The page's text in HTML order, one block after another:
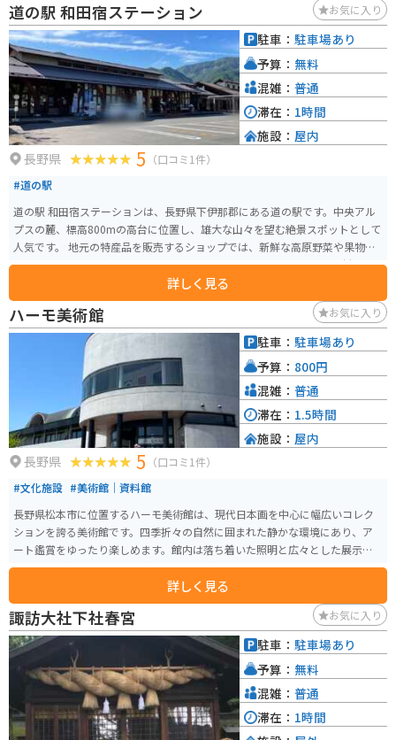
トとしておすすめです。高島城周辺の温泉も観光の疲れを癒すのに便利です。
道の駅 和田宿ステーション お気に入り
長野県 5 （口コミ1件）
#道の駅
道の駅 和田宿ステーションは、長野県下伊那郡にある道の駅です。中央アル
プスの麓、標高800mの高台に位置し、雄大な山々を望む絶景スポットとして
人気です。 地元の特産品を販売するショップでは、新鮮な高原野菜や果物、
手作りのジャムや漬物などが並びます。レストランでは、地元産の食材を使
った郷土料理や、信州そばなどが楽しめます。バイクラックも設置されてい
るので、ツーリングの休憩にも最適です。 和田宿ステーションから少し足を
延ばせば、南アルプスを源流とする清流、遠山川での渓流釣りや、豊かな自
然の中でのハイキングなども楽しめます。周辺には温泉地も多く、旅の疲れ
を癒やすこともできます。
詳しく見る
駐車： 駐車場あり
予算： 無料
混雑： 普通
滞在： 1時間
施設： 屋内
ハーモ美術館 お気に入り
長野県 5 （口コミ1件）
#文化施設 #美術館｜資料館
長野県松本市に位置するハーモ美術館は、現代日本画を中心に幅広いコレク
ションを誇る美術館です。四季折々の自然に囲まれた静かな環境にあり、ア
ート鑑賞をゆったり楽しめます。館内は落ち着いた照明と広々とした展示ス
ペースで、作品とじっくり向き合うことができます。 バイクで訪れる場合、
美術館周辺には駐輪スペースがあり安心して停められます。また、松本市は
風光明媚なツーリングコースが多く、観光と合わせて自然の中を走るのもお
すすめです。おしゃれなカフェも近隣に点在し、美術鑑賞後の休憩にもぴっ
たりです。
詳しく見る
駐車： 駐車場あり
予算： 800円
混雑： 普通
滞在： 1.5時間
施設： 屋内
諏訪大社下社春宮 お気に入り
駐車： 駐車場あり
予算： 無料
混雑： 普通
滞在： 1時間